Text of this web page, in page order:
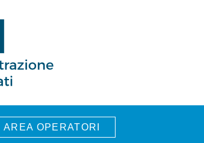
AREA OPERATORI